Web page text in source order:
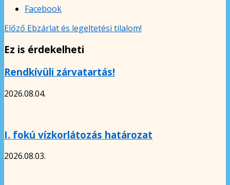
Facebook
Előző Ebzárlat és legeltetési tilalom!
Ez is érdekelheti
Rendkívüli zárvatartás!
2026.08.04.
I. fokú vízkorlátozás határozat
2026.08.03.